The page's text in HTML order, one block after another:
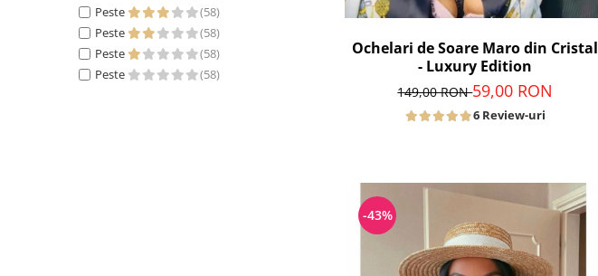
Peste
(58)
Peste
(58)
Peste
(58)
Peste
(58)
Ochelari de Soare Maro din Cristal
- Luxury Edition
149,00 RON59,00 RON
6 Review-uri
-43%